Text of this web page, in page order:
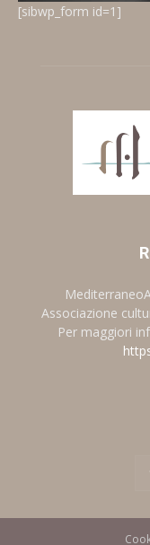
[sibwp_form id=1]
Associazione
Per maggiori